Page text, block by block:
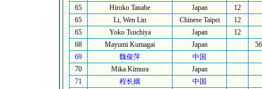
65
Hiroko Tanabe Japan
12
65
Li, Wen Lin Chinese Taipei
12
65
Yoko Tsuchiya Japan
12
68
Mayumi Kumagai Japan
56
69
魏俊萍
中国
70
Mika Kimura
Japan
71
程长娥
中国